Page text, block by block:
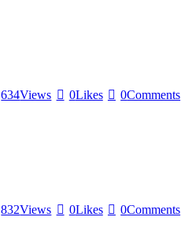
634Views 0Likes 0Comments
832Views 0Likes 0Comments